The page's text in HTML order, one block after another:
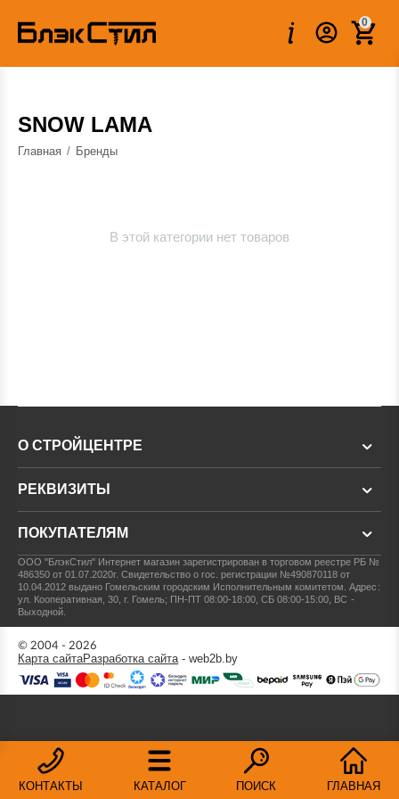
0
SNOW LAMA
Главная / Бренды
В этой категории нет товаров
КОНТАКТЫ КАТАЛОГ ПОИСК ГЛАВНАЯ
О СТРОЙЦЕНТРЕ
РЕКВИЗИТЫ
ПОКУПАТЕЛЯМ
ООО "БлэкСтил" Интернет магазин зарегистрирован в торговом реестре РБ №
486350 от 01.07.2020г.Свидетельство о гос. регистрации №490870118 от
10.04.2012 выдано Гомельским городским Исполнительным комитетом.Адрес:
ул. Кооперативная, 30, г. Гомель; ПН-ПТ 08:00-18:00, СБ 08:00-15:00, ВС -
Выходной.
© 2004 - 2026
Карта сайтаРазработка сайта- web2b.by